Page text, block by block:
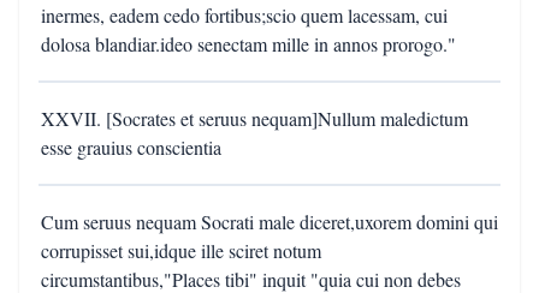
inermes, eadem cedo fortibus;scio quem lacessam, cui
dolosa blandiar.ideo senectam mille in annos prorogo."
XXVII. [Socrates et seruus nequam]Nullum maledictum
esse grauius conscientia
Cum seruus nequam Socrati male diceret,uxorem domini qui
corrupisset sui,idque ille sciret notum
circumstantibus,"Places tibi" inquit "quia cui non debes